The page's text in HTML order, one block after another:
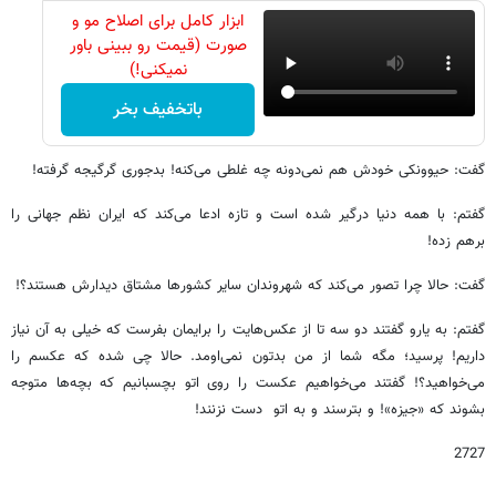
ابزار کامل برای اصلاح مو و
صورت (قیمت رو ببینی باور
نمیکنی!)
باتخفیف بخر
گفت: حیوونکی خودش هم نمی‌دونه چه غلطی می‌کنه! بدجوری گرگیجه گرفته!
گفتم: با همه دنیا درگیر شده است و تازه ادعا می‌کند که ایران نظم جهانی را
برهم زده!
گفت: حالا چرا تصور می‌کند که شهروندان سایر کشورها مشتاق دیدارش هستند؟!
گفتم: به یارو گفتند دو سه تا از عکس‌هایت را برایمان بفرست که خیلی به آن نیاز
داریم! پرسید؛ مگه شما از من بدتون نمی‌اومد. حالا چی شده که عکسم را
می‌خواهید؟! گفتند می‌خواهیم عکست را روی اتو بچسبانیم که بچه‌ها متوجه
بشوند که «جیزه‌»! و بترسند و به اتو دست نزنند!
2727